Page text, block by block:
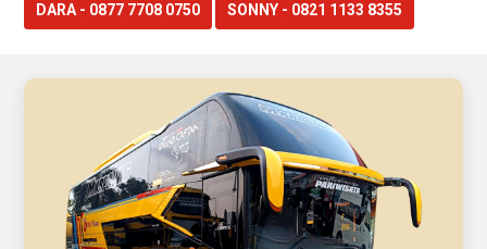
DARA - 0877 7708 0750
SONNY - 0821 1133 8355